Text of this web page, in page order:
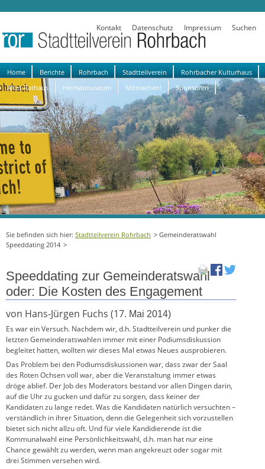
Kontakt Datenschutz Impressum Suchen
Navigation
überspringen
Home Berichte Rohrbach Stadtteilverein
Rohrbacher Kulturhaus
Altes Rathaus
Heimatmuseum Mitmachen! Sponsoren
Stadtteilverein Rohrbach
Gemeinderatswahl
Speeddating 2014
Speeddating zur Gemeinderatswahl
oder: Die Kosten des Engagement
von Hans-Jürgen Fuchs (17. Mai 2014)
Es war ein Versuch. Nachdem wir, d.h. Stadtteilverein und punker die
letzten Gemeinderatswahlen immer mit einer Podiumsdiskussion
begleitet hatten, wollten wir dieses Mal etwas Neues ausprobieren.
Das Problem bei den Podiumsdiskussionen war, dass zwar der Saal
des Roten Ochsen voll war, aber die Veranstaltung immer etwas
dröge ablief. Der Job des Moderators bestand vor allen Dingen darin,
auf die Uhr zu gucken und dafür zu sorgen, dass keiner der
Kandidaten zu lange redet. Was die Kandidaten natürlich versuchten –
verständlich in ihrer Situation, denn die Gelegenheit sich vorzustellen
bietet sich nicht allzu oft. Und für viele Kandidierende ist die
Kommunalwahl eine Persönlichkeitswahl, d.h. man hat nur eine
Chance gewählt zu werden, wenn man angekreuzt oder sogar mit
drei Stimmen versehen wird.